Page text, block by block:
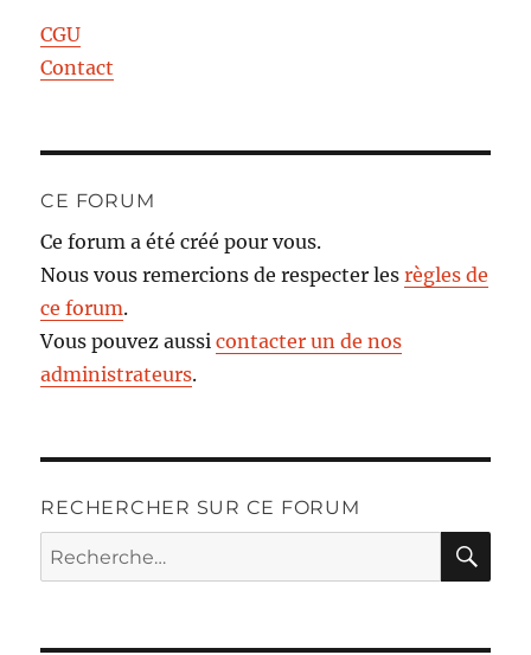
CGU
Contact
CE FORUM
Ce forum a été créé pour vous.
Nous vous remercions de respecter lesrègles de
ce forum.
Vous pouvez aussicontacter un de nos
administrateurs.
RECHERCHER SUR CE FORUM
Recherche
pour :